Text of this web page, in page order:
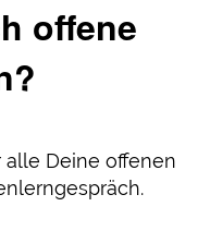
offene
Deine offenen